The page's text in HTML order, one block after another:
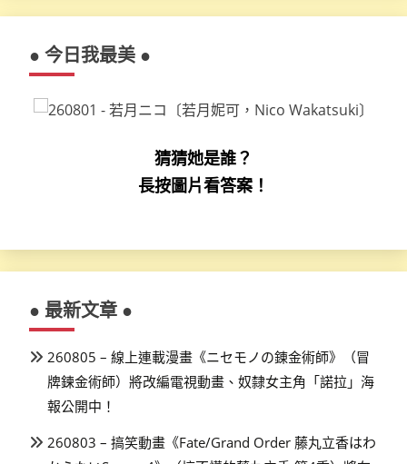
● 今日我最美 ●
猜猜她是誰？
長按圖片看答案！
● 最新文章 ●
260805 – 線上連載漫畫《ニセモノの錬金術師》（冒
牌鍊金術師）將改編電視動畫、奴隸女主角「諾拉」海
報公開中！
260803 – 搞笑動畫《Fate/Grand Order 藤丸立香はわ